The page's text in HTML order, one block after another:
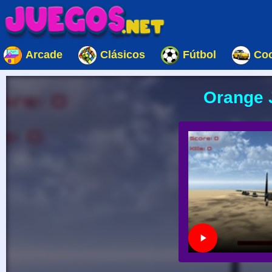
Arcade Clásicos Fútbol
Orange